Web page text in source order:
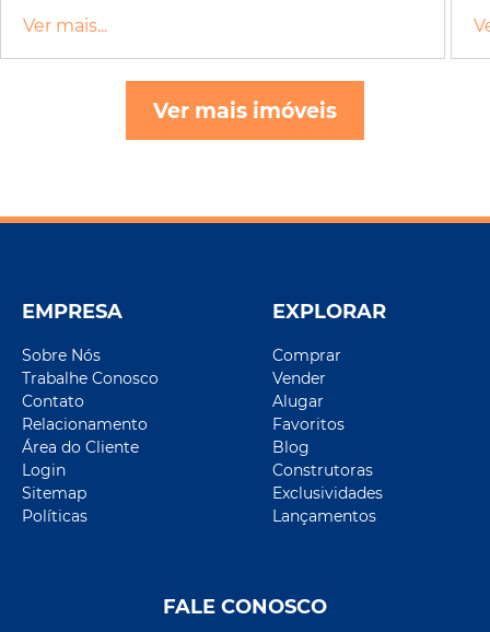
Ver mais...
Ver mais imóveis
EMPRESA
Sobre Nós
Trabalhe Conosco
Contato
Relacionamento
Área do Cliente
Login
Sitemap
Políticas
EXPLORAR
Comprar
Vender
Alugar
Favoritos
Blog
Construtoras
Exclusividades
Lançamentos
FALE CONOSCO